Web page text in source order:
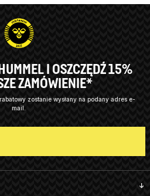
I OSZCZĘDŹ 15%
ZAMÓWIENIE*
zostanie wysłany na podany adres e-
mail.